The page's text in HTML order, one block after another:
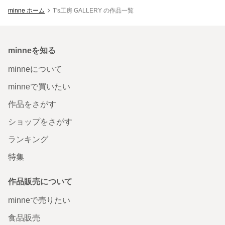
minne ホーム T's工房 GALLERY の作品一覧
minneを知る
minneについて
minneで買いたい
作品をさがす
ショップをさがす
ランキング
特集
作品販売について
minneで売りたい
食品販売